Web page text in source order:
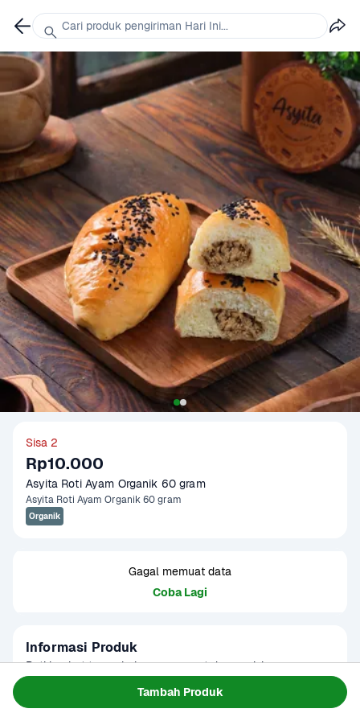
Tambah Produk
Sisa 2
Rp10.000
Asyita Roti Ayam Organik 60 gram
Asyita Roti Ayam Organik 60 gram
Organik
Gagal memuat data
Coba Lagi
Informasi Produk
Roti lembut tanpa bahan pengawet dengan isian ayam
camilan maupun sarapan dengan kualitas bahan pilihan.
Cari produk pengiriman Hari Ini...